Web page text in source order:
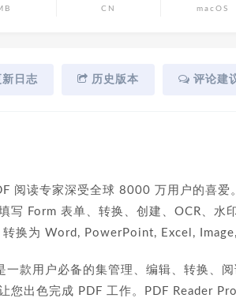
CN macOS
新日志 历史版本 评论建
阅读专家深受全球 8000 万用户的喜
写 Form 表单、转换、创建、OCR、水
换为 Word, PowerPoint, Excel, Image,
一款用户必备的集管理、编辑、转换、
您出色完成 PDF 工作。PDF Reader